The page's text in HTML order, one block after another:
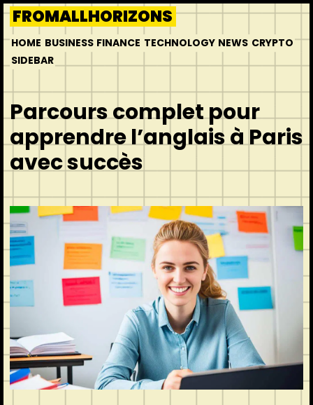
Skip
to
content
FROMALLHORIZONS
HOME BUSINESS FINANCE TECHNOLOGY NEWS CRYPTO
SIDEBAR
Parcours complet pour
apprendre l’anglais à Paris
avec succès